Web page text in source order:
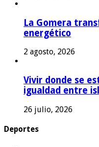
La Gomera
energético
2 agosto, 2026
Vivir donde se
igualdad entre
26 julio, 2026
Deportes